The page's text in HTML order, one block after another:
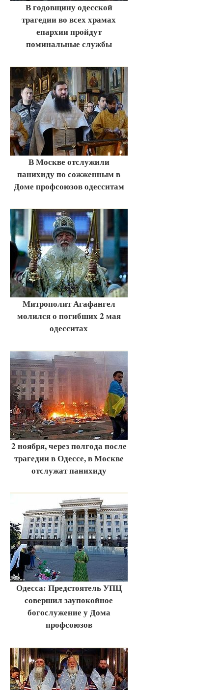
В годовщину одесской
трагедии во всех храмах
епархии пройдут
поминальные службы
В Москве отслужили
панихиду по сожженным в
Доме профсоюзов одесситам
Митрополит Агафангел
молился о погибших 2 мая
одесситах
2 ноября, через полгода после
трагедии в Одессе, в Москве
отслужат панихиду
Одесса: Предстоятель УПЦ
совершил заупокойное
богослужение у Дома
профсоюзов